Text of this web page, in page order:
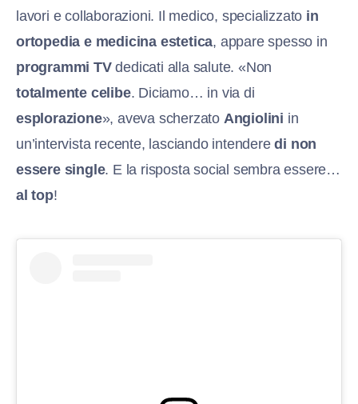
lavori e collaborazioni. Il medico, specializzato in
ortopedia e medicina estetica, appare spesso in
programmi TVdedicati alla salute. «Non
totalmente celibe. Diciamo… in via di
esplorazione», aveva scherzato Angiolini in
un’intervista recente, lasciando intenderedi non
essere single. E la risposta social sembra essere…
al top!